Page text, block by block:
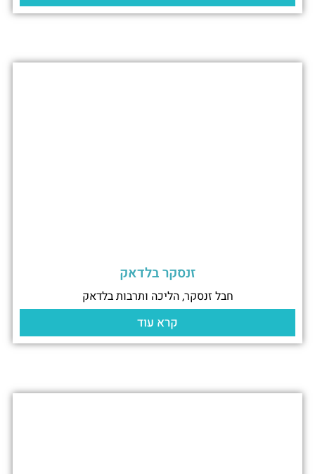
זנסקר בלדאק
חבל זנסקר, הליכה ותרבות בלדאק
קרא עוד